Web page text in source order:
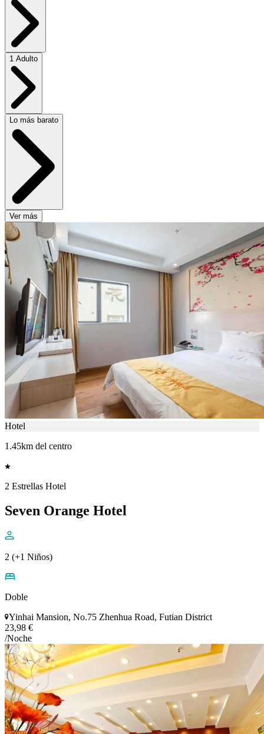
1 Adulto
Lo más barato
Ver más
Hotel
1.45km del centro
2 Estrellas Hotel
Seven Orange Hotel
2 (+1 Niños)
Doble
Yinhai Mansion, No.75 Zhenhua Road, Futian District
23,98 €
/Noche